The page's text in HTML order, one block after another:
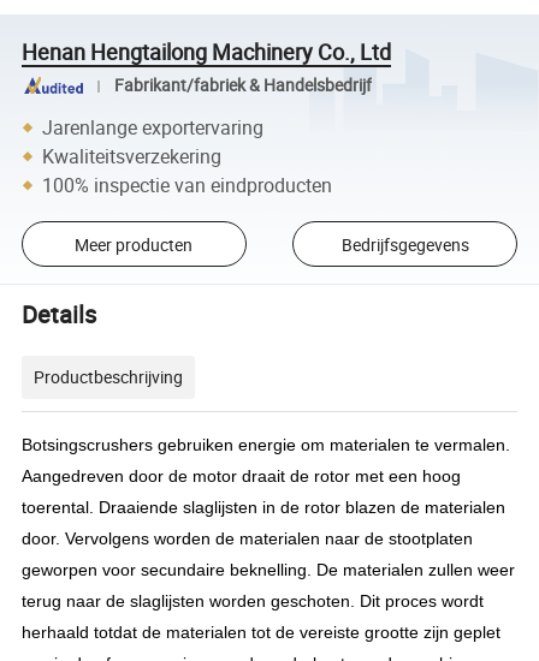
Henan Hengtailong Machinery Co., Ltd
Fabrikant/fabriek & Handelsbedrijf
Jarenlange exportervaring
Kwaliteitsverzekering
100% inspectie van eindproducten
Meer producten Bedrijfsgegevens
Details
Productbeschrijving
Botsingscrushers gebruiken energie om materialen te vermalen.
Aangedreven door de motor draait de rotor met een hoog
toerental. Draaiende slaglijsten in de rotor blazen de materialen
door. Vervolgens worden de materialen naar de stootplaten
geworpen voor secundaire beknelling. De materialen zullen weer
terug naar de slaglijsten worden geschoten. Dit proces wordt
herhaald totdat de materialen tot de vereiste grootte zijn geplet